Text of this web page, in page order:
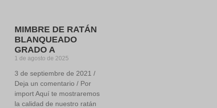
MIMBRE DE RATÁN
BLANQUEADO
GRADO A
1 de agosto de 2025
3 de septiembre de 2021 /
Deja un comentario / Por
import Aquí te mostraremos
la calidad de nuestro ratán